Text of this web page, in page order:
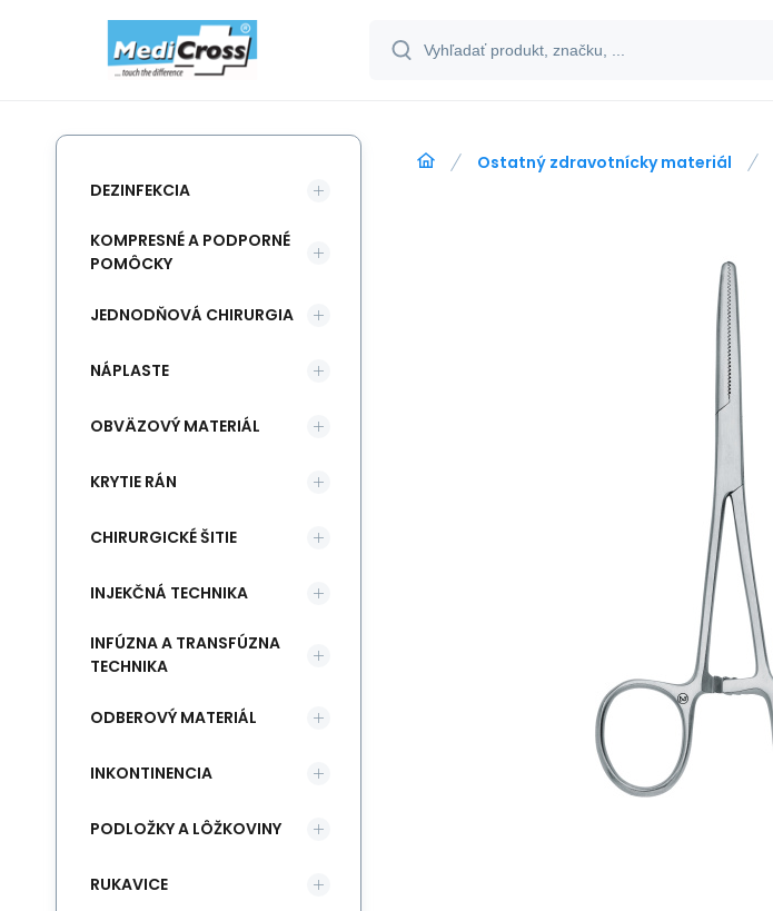
Ostatný zdravotnícky materiál
DEZINFEKCIA
KOMPRESNÉ A PODPORNÉ
POMÔCKY
JEDNODŇOVÁ CHIRURGIA
NÁPLASTE
OBVÄZOVÝ MATERIÁL
KRYTIE RÁN
CHIRURGICKÉ ŠITIE
INJEKČNÁ TECHNIKA
INFÚZNA A TRANSFÚZNA
TECHNIKA
ODBEROVÝ MATERIÁL
INKONTINENCIA
PODLOŽKY A LÔŽKOVINY
RUKAVICE